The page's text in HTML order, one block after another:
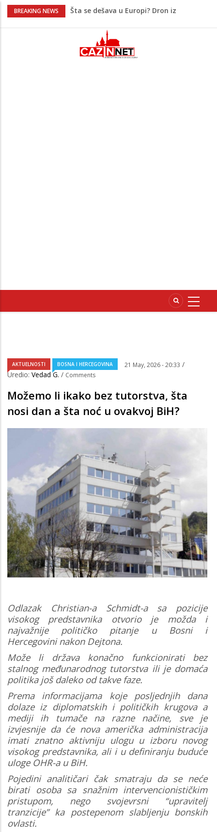
BREAKING NEWS
Šta se dešava u Europi? Dron iz
kod gasovoda
Ribari pronašli kosti na isušenom dnu
Save, podsjećaju na ljudske
AKTUELNOSTI BOSNA I HERCEGOVINA 21 May, 2026 - 20:33 /
Uredio: Vedad G. / Comments
Možemo li ikako bez tutorstva, šta
nosi dan a šta noć u ovakvoj BiH?
Odlazak Christian-a Schmidt-a sa pozicije
visokog predstavnika otvorio je možda i
najvažnije političko pitanje u Bosni i
Hercegovini nakon Dejtona.
Može li država konačno funkcionirati bez
stalnog međunarodnog tutorstva ili je domaća
politika još daleko od takve faze.
Prema informacijama koje posljednjih dana
dolaze iz diplomatskih i političkih krugova a
mediji ih tumače na razne načine, sve je
izvjesnije da će nova američka administracija
imati znatno aktivniju ulogu u izboru novog
visokog predstavnika, ali i u definiranju buduće
uloge OHR-a u BiH.
Pojedini analitičari čak smatraju da se neće
birati osoba sa snažnim intervencionističkim
pristupom, nego svojevrsni “upravitelj
tranzicije” ka postepenom slabljenju bonskih
ovlasti.